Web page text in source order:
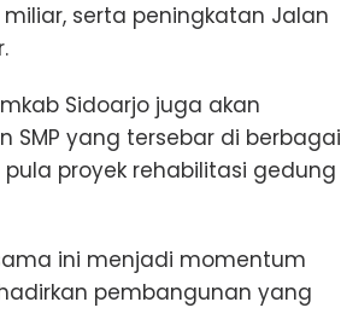
serta peningkatan Jalan
Sidoarjo juga akan
SMP yang tersebar di berbagai
proyek rehabilitasi gedung
ini menjadi momentum
pembangunan yang